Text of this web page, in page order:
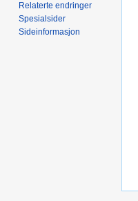
Relaterte endringer
Spesialsider
Sideinformasjon